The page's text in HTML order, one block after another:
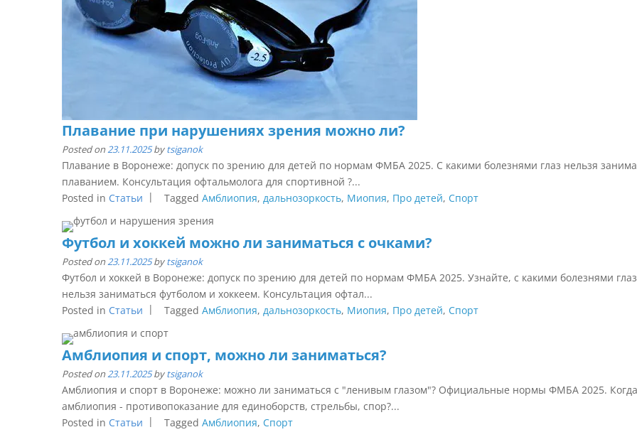
Плавание при нарушениях зрения можно ли?
Posted on23.11.2025bytsiganok
Плавание в Воронеже: допуск по зрению для детей по нормам ФМБА 2025. С какими болезнями глаз нельзя
плаванием. Консультация офтальмолога для спортивной ?...
Posted in Статьи Tagged Амблиопия, дальнозоркость, Миопия, Про детей, Спорт
Футбол и хоккей можно ли заниматься с очками?
Posted on23.11.2025bytsiganok
Футбол и хоккей в Воронеже: допуск по зрению для детей по нормам ФМБА 2025. Узнайте, с какими болезнями глаз
нельзя заниматься футболом и хоккеем. Консультация офтал...
Posted in Статьи Tagged Амблиопия, дальнозоркость, Миопия, Про детей, Спорт
Амблиопия и спорт, можно ли заниматься?
Posted on23.11.2025bytsiganok
Амблиопия и спорт в Воронеже: можно ли заниматься с "ленивым глазом"? Официальные нормы ФМБА 2025. Когда
амблиопия - противопоказание для единоборств, стрельбы, спор?...
Posted in Статьи Tagged Амблиопия, Спорт